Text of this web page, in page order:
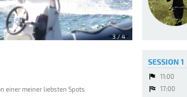
3/ 4
einer meiner liebsten Spots
SESSION 1
11:00
17:00